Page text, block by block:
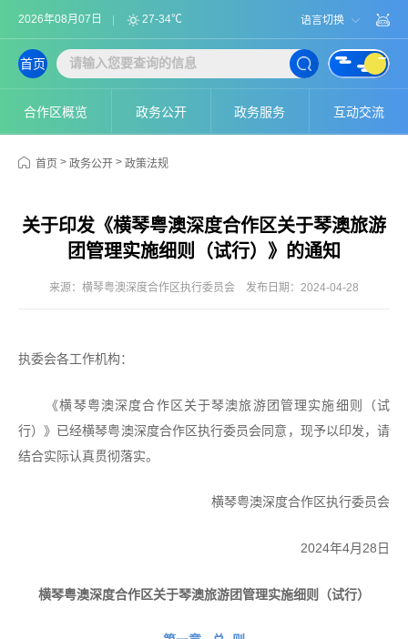
2026年08月07日 27-34℃ 语言切换
合作区概览 政务公开 政务服务 互动交流
首页
首页 > 政务公开 > 政策法规
关于印发《横琴粤澳深度合作区关于琴澳旅游
团管理实施细则（试行）》的通知
来源：横琴粤澳深度合作区执行委员会 发布日期：2024-04-28
执委会各工作机构：
《横琴粤澳深度合作区关于琴澳旅游团管理实施细则（试
行）》已经横琴粤澳深度合作区执行委员会同意，现予以印发，请
结合实际认真贯彻落实。
横琴粤澳深度合作区执行委员会
2024年4月28日
横琴粤澳深度合作区关于琴澳旅游团管理实施细则（试行）